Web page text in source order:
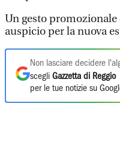
Un gesto
auspicio per la nuova
Non lasciare decidere
scegli Gazzetta di Reggio
per le tue notizie su